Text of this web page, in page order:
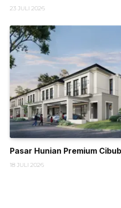
23 JULI 2026
Pasar Hunian Premium
18 JULI 2026